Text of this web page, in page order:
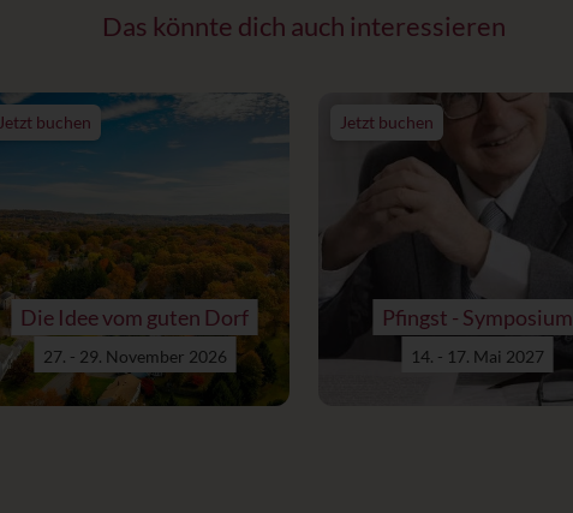
Das könnte dich auch interessieren
Jetzt buchen
Die Idee vom guten Dorf
27. - 29. November 2026
Jetzt buchen
Pfingst - Symposium
14. - 17. Mai 2027